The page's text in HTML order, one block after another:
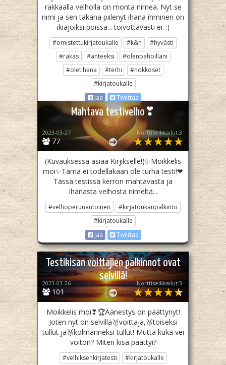
rakkaalla velholla on monta nimeä. Nyt se
nimi ja sen takana piilenyt ihana ihminen on
ikiajoiksi poissa... toivottavasti ei. :(
#omistettukirjatoukalle #k&n
#hyvästi
#rakas
#anteeksi
#olenpahoillani
#oletihana
#terhi
#nokkoset
#kirjatoukalle
Jaa
Twiittaa
Mahtava testivelho❣
77
2023-03-27 Nörttiseikkailut:3
(Kuvauksessa asiaa Kirjikselle!)✨Moikkelis
moi✨Tämä ei todellakaan ole turha testi!❤
Tässä testissä kerron mahtavasta ja
ihanasta velhosta nimeltä...
#velhoperunantoinen
#kirjatoukanpalkinto
#kirjatoukalle
Jaa
Twiittaa
Testikisan voittajien palkinnot ovat
selvillä!
101
2023-03-26 Nörttiseikkailut:3
Moikkelis moi❣🏆Äänestys on päättynyt!
Joten nyt on selvillä🥇voittaja,🥈toiseksi
tullut ja🥉kolmanneksi tullut! Mutta kuka vei
voiton? Miten kisa päättyi?
#velhiksenkirjatesti
#kirjatoukalle